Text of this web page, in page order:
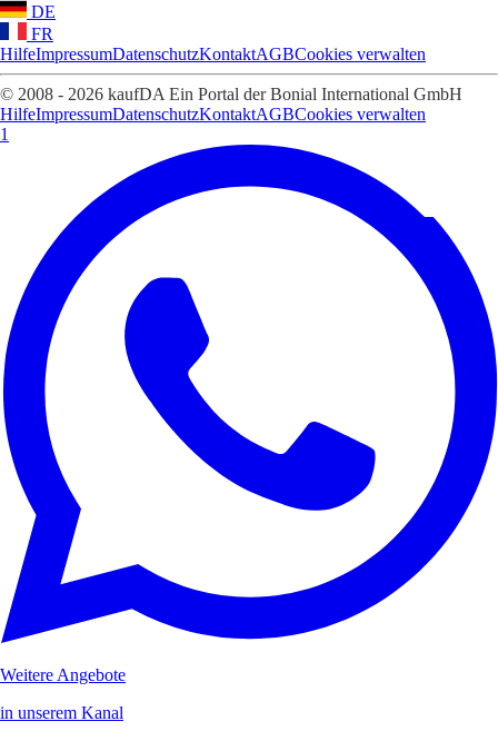
DE
FR
HilfeImpressumDatenschutzKontaktAGBCookies verwalten
© 2008 - 2026 kaufDA Ein Portal der Bonial International GmbH
HilfeImpressumDatenschutzKontaktAGBCookies verwalten
1
Weitere Angebote
in unserem Kanal